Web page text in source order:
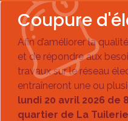
Coupure
Afin d’améliorer la
et de répondre aux
travaux sur le réseau
entraîneront une ou
lundi 20 avril 2026 de
quartier de La